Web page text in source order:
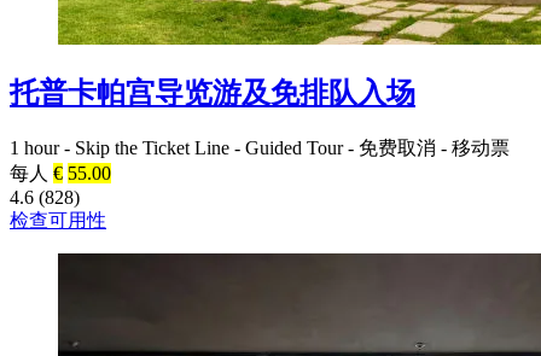
托普卡帕宫导览游及免排队入场
1 hour - Skip the Ticket Line - Guided Tour - 免费取消 - 移动票
每人 € 55.00
4.6 (828)
检查可用性